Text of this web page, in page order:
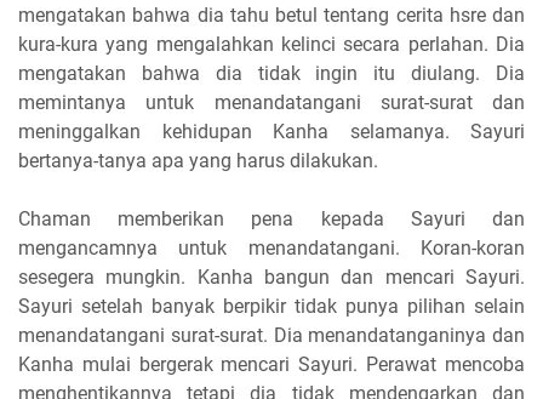
mengatakan bahwa dia tahu betul tentang cerita hsre dan
kura-kura yang mengalahkan kelinci secara perlahan. Dia
mengatakan bahwa dia tidak ingin itu diulang. Dia
memintanya untuk menandatangani surat-surat dan
meninggalkan kehidupan Kanha selamanya. Sayuri
bertanya-tanya apa yang harus dilakukan.
Chaman memberikan pena kepada Sayuri dan
mengancamnya untuk menandatangani. Koran-koran
sesegera mungkin. Kanha bangun dan mencari Sayuri.
Sayuri setelah banyak berpikir tidak punya pilihan selain
menandatangani surat-surat. Dia menandatanganinya dan
Kanha mulai bergerak mencari Sayuri. Perawat mencoba
menghentikannya tetapi dia tidak mendengarkan dan